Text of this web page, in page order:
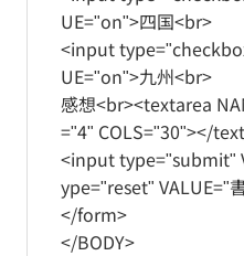
UE="on">四国<br>
<input
UE="on">九州<br>
感想<br><textarea
="4" COLS="30"></
<input type="submit"
ype="reset" VALUE="
</form>
</BODY>